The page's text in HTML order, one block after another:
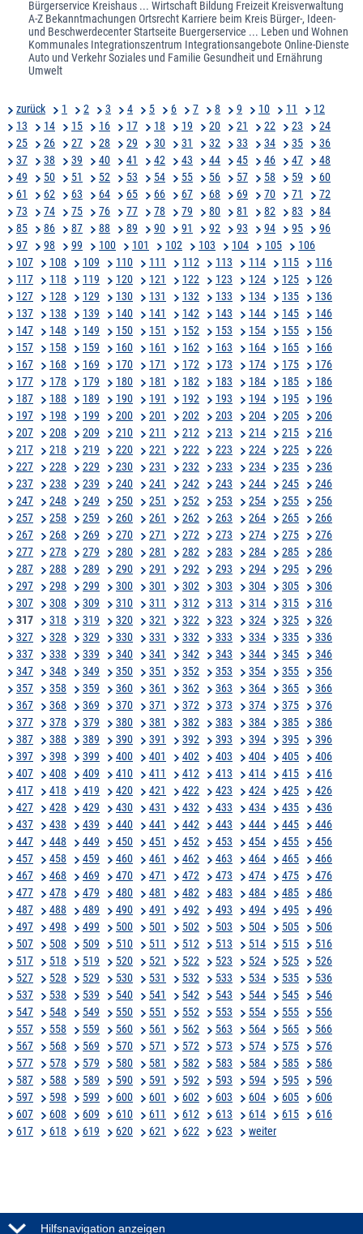
Bürgerservice Kreishaus ... Wirtschaft Bildung Freizeit Kreisverwaltung
A-Z Bekanntmachungen Ortsrecht Karriere beim Kreis Bürger-, Ideen-
und Beschwerdecenter Startseite Buergerservice ... Leben und Wohnen
Kommunales Integrationszentrum Integrationsangebote Online-Dienste
Auto und Verkehr Soziales und Familie Gesundheit und Ernährung
Umwelt
zurück 1 2 3 4 5 6 7 8 9 10 11
12
13
14 15 16 17 18 19 20 21 22 23
24
25
26 27 28 29 30 31 32 33 34 35
36
37
38 39 40 41 42 43 44 45 46 47
48
49
50 51 52 53 54 55 56 57 58 59
60
61
62 63 64 65 66 67 68 69 70 71
72
73
74 75 76 77 78 79 80 81 82 83
84
85
86 87 88 89 90 91 92 93 94 95
96
97
98 99 100 101 102 103 104 105
106
107
108 109 110 111 112 113 114 115
116
117
118 119 120 121 122 123 124 125
126
127
128 129 130 131 132 133 134 135
136
137
138 139 140 141 142 143 144 145
146
147
148 149 150 151 152 153 154 155
156
157
158 159 160 161 162 163 164 165
166
167
168 169 170 171 172 173 174 175
176
177
178 179 180 181 182 183 184 185
186
187
188 189 190 191 192 193 194 195
196
197
198 199 200 201 202 203 204 205
206
207
208 209 210 211 212 213 214 215
216
217
218 219 220 221 222 223 224 225
226
227
228 229 230 231 232 233 234 235
236
237
238 239 240 241 242 243 244 245
246
247
248 249 250 251 252 253 254 255
256
257
258 259 260 261 262 263 264 265
266
267
268 269 270 271 272 273 274 275
276
277
278 279 280 281 282 283 284 285
286
287
288 289 290 291 292 293 294 295
296
297
298 299 300 301 302 303 304 305
306
307
308 309 310 311 312 313 314 315
316
317
318 319 320 321 322 323 324 325
326
327
328 329 330 331 332 333 334 335
336
337
338 339 340 341 342 343 344 345
346
347
348 349 350 351 352 353 354 355
356
357
358 359 360 361 362 363 364 365
366
367
368 369 370 371 372 373 374 375
376
377
378 379 380 381 382 383 384 385
386
387
388 389 390 391 392 393 394 395
396
397
398 399 400 401 402 403 404 405
406
407
408 409 410 411 412 413 414 415
416
417
418 419 420 421 422 423 424 425
426
427
428 429 430 431 432 433 434 435
436
437
438 439 440 441 442 443 444 445
446
447
448 449 450 451 452 453 454 455
456
457
458 459 460 461 462 463 464 465
466
467
468 469 470 471 472 473 474 475
476
477
478 479 480 481 482 483 484 485
486
487
488 489 490 491 492 493 494 495
496
497
498 499 500 501 502 503 504 505
506
507
508 509 510 511 512 513 514 515
516
517
518 519 520 521 522 523 524 525
526
527
528 529 530 531 532 533 534 535
536
537
538 539 540 541 542 543 544 545
546
547
548 549 550 551 552 553 554 555
556
557
558 559 560 561 562 563 564 565
566
567
568 569 570 571 572 573 574 575
576
577
578 579 580 581 582 583 584 585
586
587
588 589 590 591 592 593 594 595
596
597
598 599 600 601 602 603 604 605
606
607
608 609 610 611 612 613 614 615
616
617
618 619 620 621 622 623 weiter
Hilfsnavigation anzeigen